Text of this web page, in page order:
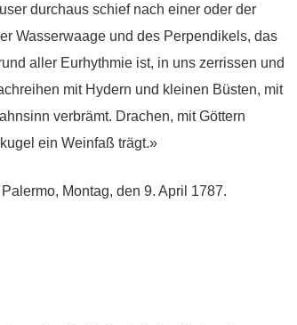
durchaus schief nach einer oder der
Wasserwaage und des Perpendikels, das
aller Eurhythmie ist, in uns zerrissen und
mit Hydern und kleinen Büsten, mit
verbrämt. Drachen, mit Göttern
ein Weinfaß trägt.»
Montag, den 9. April 1787.